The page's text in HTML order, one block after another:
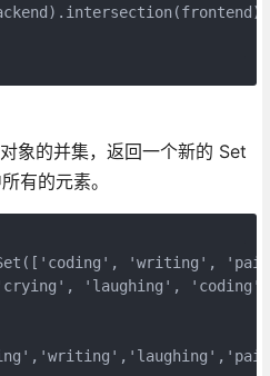
象的并集，返回一个新的 Set
有的元素。
Set(['coding', 'writing',
'laughing',